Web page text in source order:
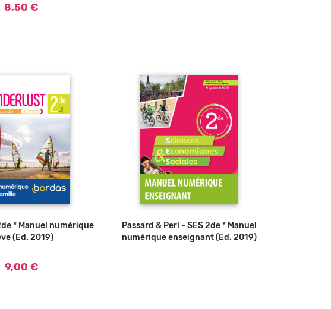
8,50 €
Ajouter au panier
* Manuel numérique
(Ed. 2019)
9,00 €
Passard & Perl - SES 2de * Manuel
numérique enseignant (Ed. 2019)